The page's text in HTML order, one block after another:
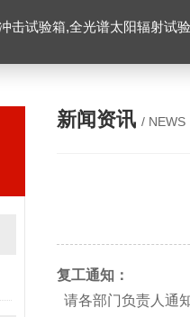
击试验箱,全光谱太阳辐射试
新闻资讯 / NEWS
复工通知：
请各部门负责人通